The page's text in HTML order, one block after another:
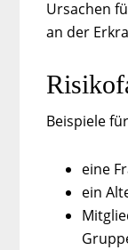
Ursachen
an der
Beispiele
eine
ein